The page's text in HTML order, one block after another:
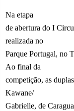
Na etapa
de abertura do I
realizada no
Parque Portugal, no
Ao final da
competição, as
Kawane/
Gabrielle, de